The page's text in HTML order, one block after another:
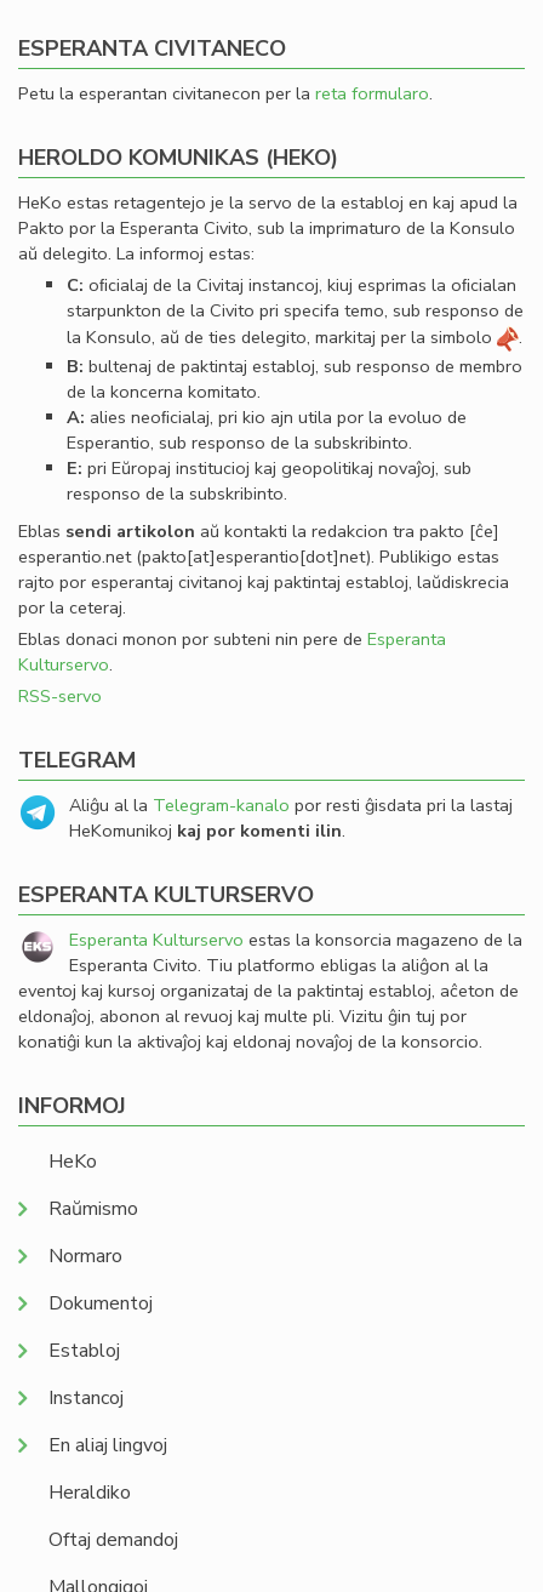
ESPERANTA CIVITANECO
Petu la esperantan civitanecon per la reta formularo.
HEROLDO KOMUNIKAS (HEKO)
HeKo estas retagentejo je la servo de la establoj en kaj apud la
Pakto por la Esperanta Civito, sub la imprimaturo de la Konsulo
aŭ delegito. La informoj estas:
C: oﬁcialaj de la Civitaj instancoj, kiuj esprimas la oﬁcialan
starpunkton de la Civito pri specifa temo, sub responso de
la Konsulo, aŭ de ties delegito, markitaj per la simbolo
.
B: bultenaj de paktintaj establoj, sub responso de membro
de la koncerna komitato.
A: alies neoﬁcialaj, pri kio ajn utila por la evoluo de
Esperantio, sub responso de la subskribinto.
E: pri Eŭropaj institucioj kaj geopolitikaj novaĵoj, sub
responso de la subskribinto.
Eblas sendi artikolon aŭ kontakti la redakcion tra pakto [ĉe]
esperantio.net(pakto[at]esperantio[dot]net). Publikigo estas
rajto por esperantaj civitanoj kaj paktintaj establoj, laŭdiskrecia
por la ceteraj.
Eblas donaci monon por subteni nin pere de Esperanta
Kulturservo.
RSS-servo
TELEGRAM
Aliĝu al la Telegram-kanalo por resti ĝisdata pri la lastaj
HeKomunikoj kaj por komenti ilin.
ESPERANTA KULTURSERVO
Esperanta Kulturservo estas la konsorcia magazeno de la
Esperanta Civito. Tiu platformo ebligas la aliĝon al la
eventoj kaj kursoj organizataj de la paktintaj establoj, aĉeton de
eldonaĵoj, abonon al revuoj kaj multe pli. Vizitu ĝin tuj por
konatiĝi kun la aktivaĵoj kaj eldonaj novaĵoj de la konsorcio.
INFORMOJ
HeKo
Raŭmismo
Normaro
Dokumentoj
Establoj
Instancoj
En aliaj lingvoj
Heraldiko
Oftaj demandoj